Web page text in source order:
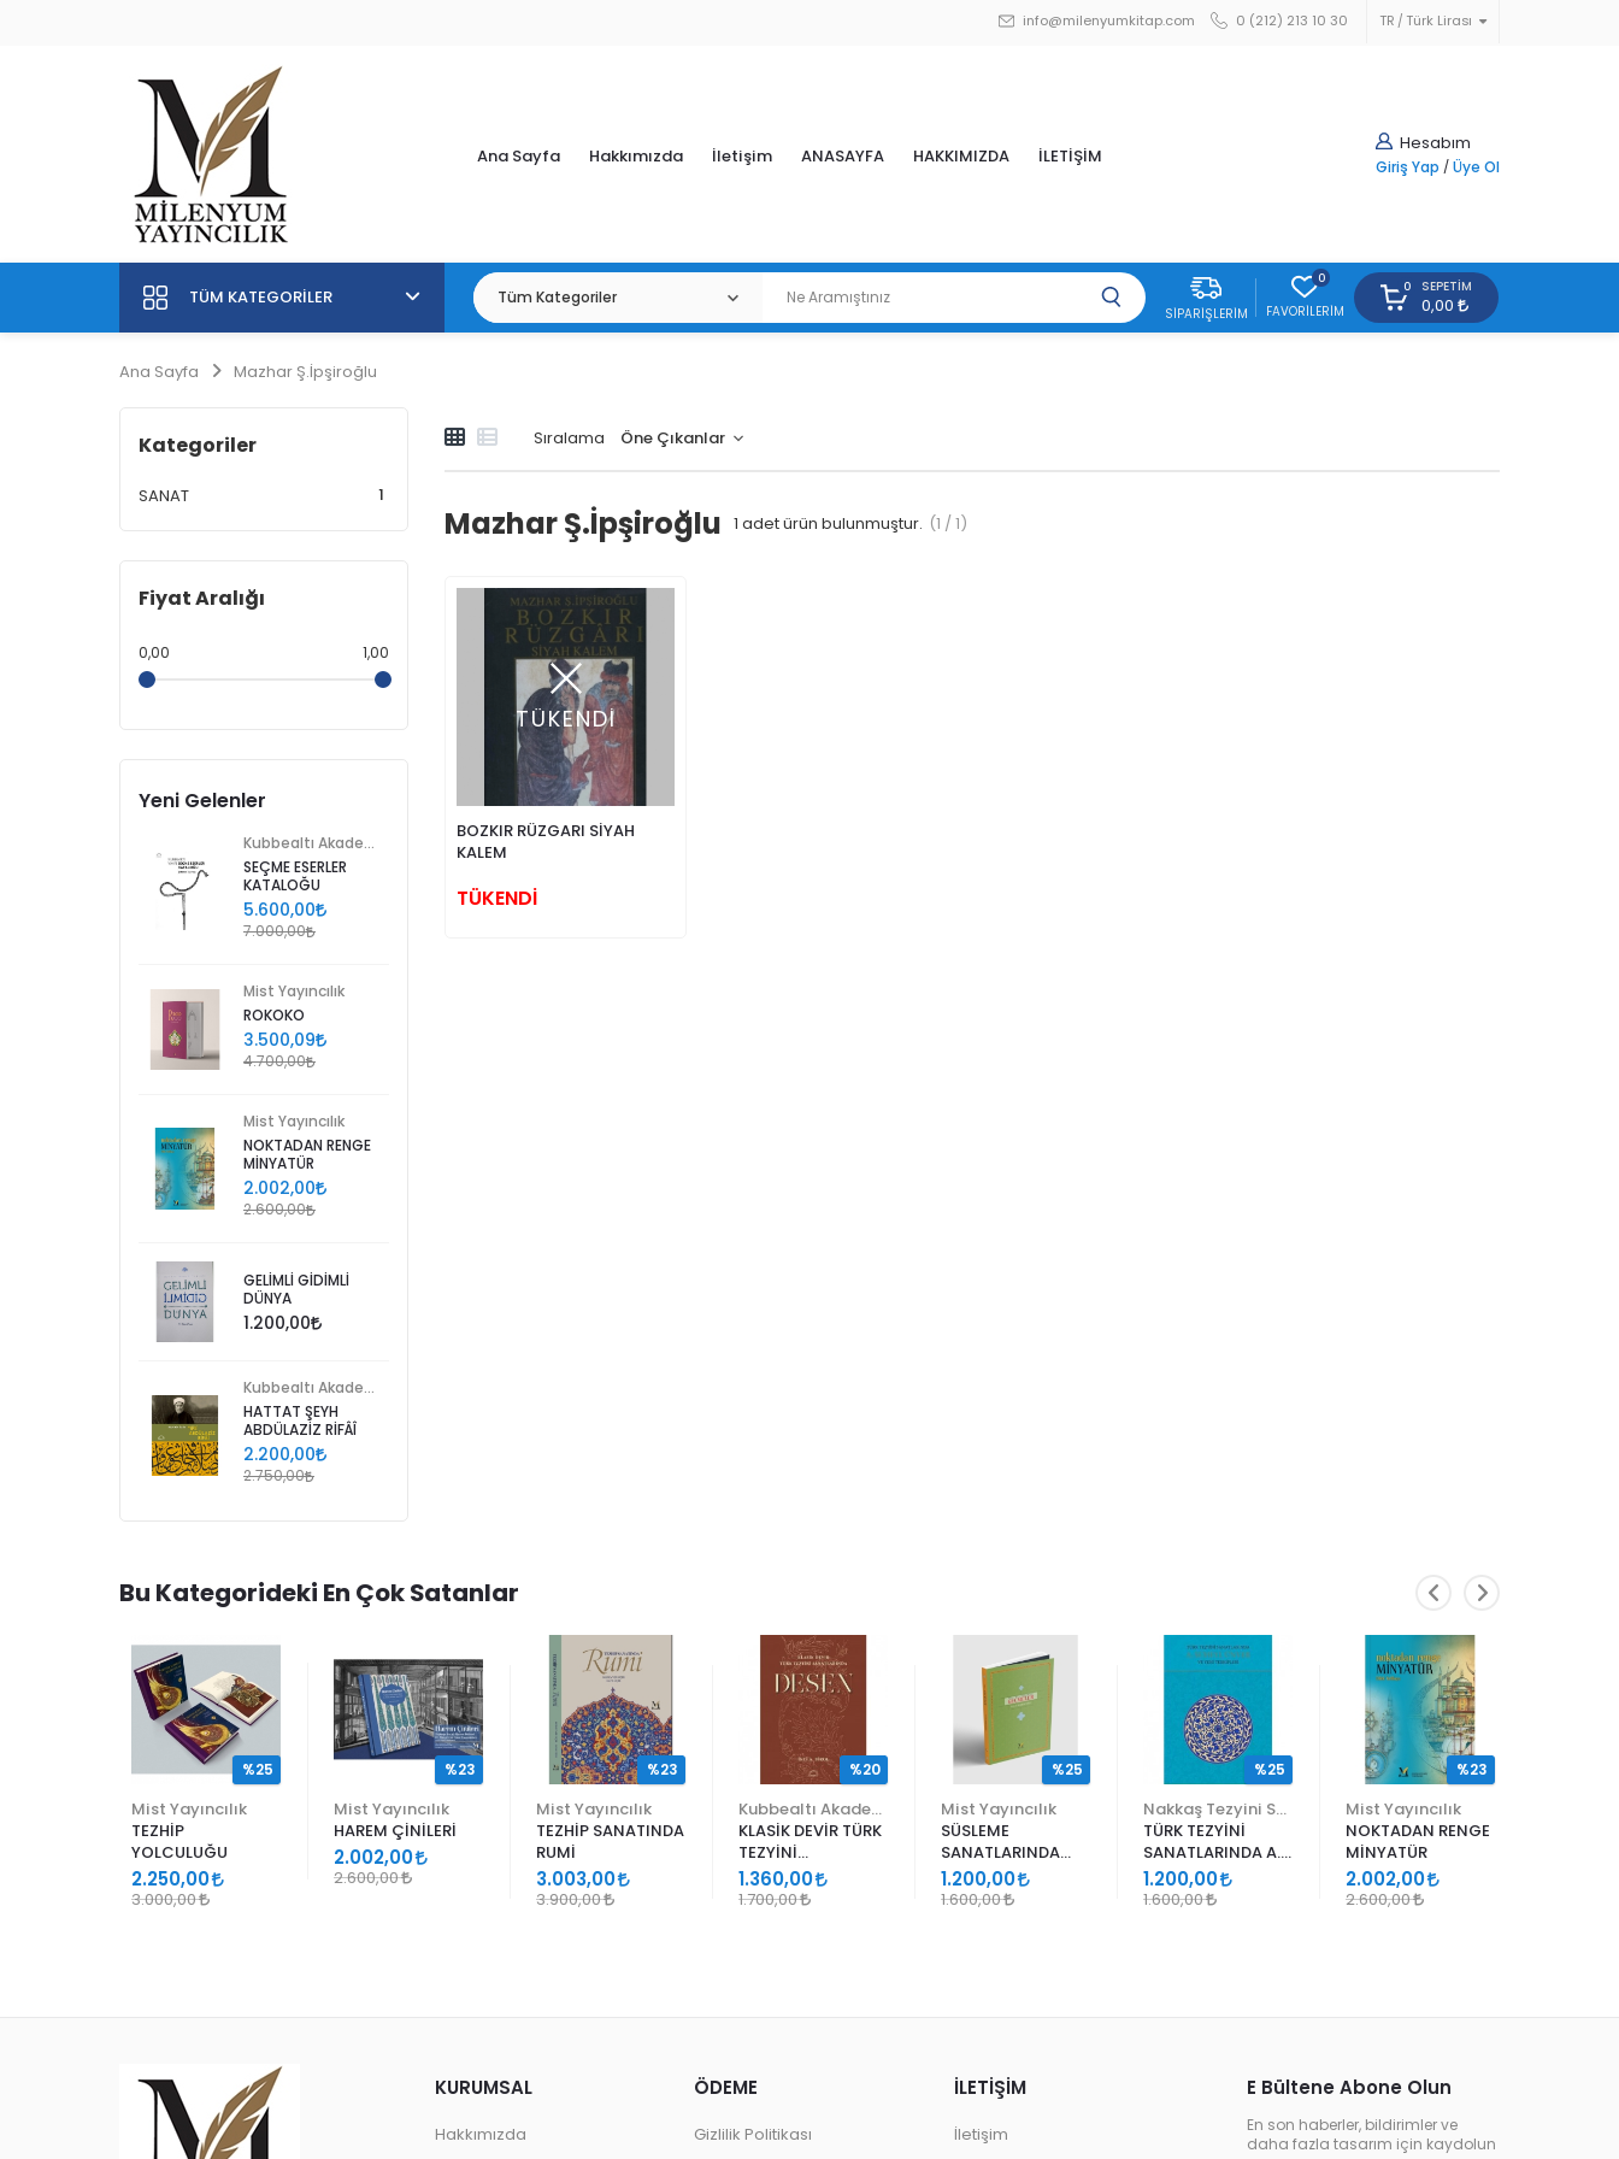
TR Türk Lirası
info@milenyumkitap.com 0 (212) 213 10 30
Hesabım
Giriş Yap / Üye Ol
Ana Sayfa Hakkımızda İletişim ANASAYFA HAKKIMIZDA İLETİŞİM
TÜM KATEGORILER
SIPARIŞLERIM
0
FAVORILERIM
0 SEPETIM
0,00
Ana Sayfa Mazhar Ş.İpşiroğlu
Sıralama
Mazhar Ş.İpşiroğlu 1 adet ürün bulunmuştur. (1 / 1)
TÜKENDİ
BOZKIR RÜZGARI SİYAH
KALEM
TÜKENDİ
Kategoriler
SANAT 1
Fiyat Aralığı
0,00 1,00
Yeni Gelenler
SEÇME ESERLER
KATALOĞU
5.600,00
7.000,00
Mist Yayıncılık
ROKOKO
3.500,09
4.700,00
Mist Yayıncılık
NOKTADAN RENGE
MİNYATÜR
2.002,00
2.600,00
GELİMLİ GİDİMLİ
DÜNYA
1.200,00
HATTAT ŞEYH
ABDÜLAZİZ RİFÂÎ
2.200,00
2.750,00
Bu Kategorideki En Çok Satanlar
Mist Yayıncılık
TEZHİP
YOLCULUĞU
2.250,00
3.000,00
%25
Mist Yayıncılık
HAREM ÇİNİLERİ
2.002,00
2.600,00
%23
Mist Yayıncılık
TEZHİP SANATINDA
RUMİ
3.003,00
3.900,00
%23
KLASİK DEVİR TÜRK
TEZYİNİ
SANATLARINDA
DESEN
1.360,00
1.700,00
%20
Mist Yayıncılık
SÜSLEME
SANATLARINDA
GEÇMELER
1.200,00
1.600,00
%25
TÜRK TEZYİNİ
SANATLARINDA A.
SÜHEYL ÜNVER VE
YENİ TERKİPLERİ
1.200,00
1.600,00
%25
Mist Yayıncılık
NOKTADAN RENGE
MİNYATÜR
2.002,00
2.600,00
%23
E Bültene Abone Olun
En son haberler, bildirimler ve
daha fazla tasarım için kaydolun
KURUMSAL
Hakkımızda
ÖDEME
Gizlilik Politikası
İLETİŞİM
İletişim